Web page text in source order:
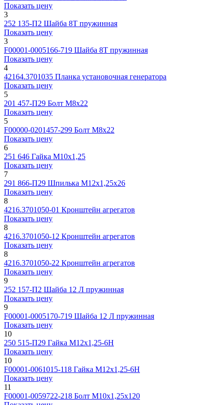
Показать цену
3
252 135-П2 Шайба 8Т пружинная
Показать цену
3
F00001-0005166-719 Шайба 8Т пружинная
Показать цену
4
42164.3701035 Планка установочная генератора
Показать цену
5
201 457-П29 Болт М8х22
Показать цену
5
F00000-0201457-299 Болт М8х22
Показать цену
6
251 646 Гайка М10х1,25
Показать цену
7
291 866-П29 Шпилька М12х1,25х26
Показать цену
8
4216.3701050-01 Кронштейн агрегатов
Показать цену
8
4216.3701050-12 Кронштейн агрегатов
Показать цену
8
4216.3701050-22 Кронштейн агрегатов
Показать цену
9
252 157-П2 Шайба 12 Л пружинная
Показать цену
9
F00001-0005170-719 Шайба 12 Л пружинная
Показать цену
10
250 515-П29 Гайка М12х1,25-6H
Показать цену
10
F00001-0061015-118 Гайка М12х1,25-6H
Показать цену
11
F00001-0059722-218 Болт М10х1,25х120